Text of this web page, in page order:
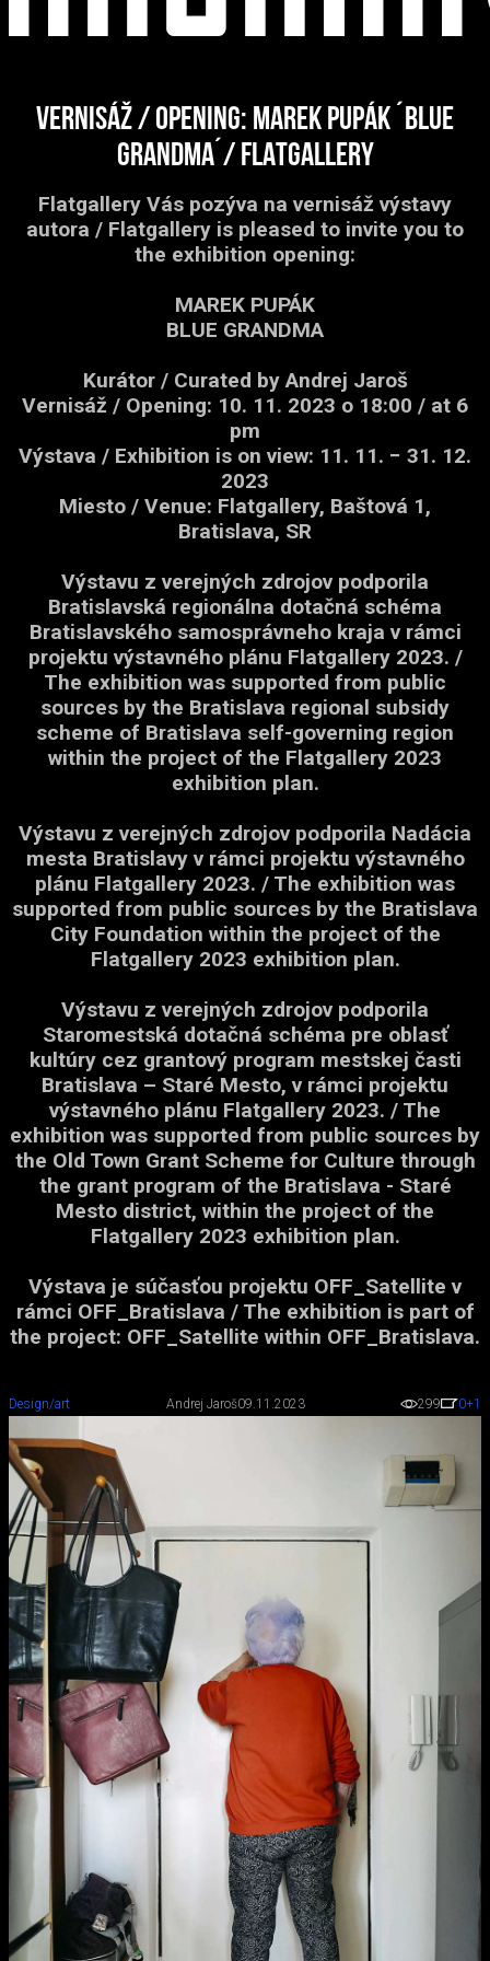
vernisáž / opening: Marek Pupák ´Blue
Grandma´/ FLATGALLERY
Flatgallery Vás pozýva na vernisáž výstavy
autora / Flatgallery is pleased to invite you to
the exhibition opening:
MAREK PUPÁK
BLUE GRANDMA
Kurátor / Curated by Andrej Jaroš
Vernisáž / Opening: 10. 11. 2023 o 18:00 / at 6
pm
Výstava / Exhibition is on view: 11. 11. − 31. 12.
2023
Miesto / Venue: Flatgallery, Baštová 1,
Bratislava, SR
Výstavu z verejných zdrojov podporila
Bratislavská regionálna dotačná schéma
Bratislavského samosprávneho kraja v rámci
projektu výstavného plánu Flatgallery 2023. /
The exhibition was supported from public
sources by the Bratislava regional subsidy
scheme of Bratislava self-governing region
within the project of the Flatgallery 2023
exhibition plan.
Výstavu z verejných zdrojov podporila Nadácia
mesta Bratislavy v rámci projektu výstavného
plánu Flatgallery 2023. / The exhibition was
supported from public sources by the Bratislava
City Foundation within the project of the
Flatgallery 2023 exhibition plan.
Výstavu z verejných zdrojov podporila
Staromestská dotačná schéma pre oblasť
kultúry cez grantový program mestskej časti
Bratislava – Staré Mesto, v rámci projektu
výstavného plánu Flatgallery 2023. / The
exhibition was supported from public sources by
the Old Town Grant Scheme for Culture through
the grant program of the Bratislava - Staré
Mesto district, within the project of the
Flatgallery 2023 exhibition plan.
Výstava je súčasťou projektu OFF_Satellite v
rámci OFF_Bratislava / The exhibition is part of
the project: OFF_Satellite within OFF_Bratislava.
Design/art Andrej Jaroš09.11.2023 299 0+1